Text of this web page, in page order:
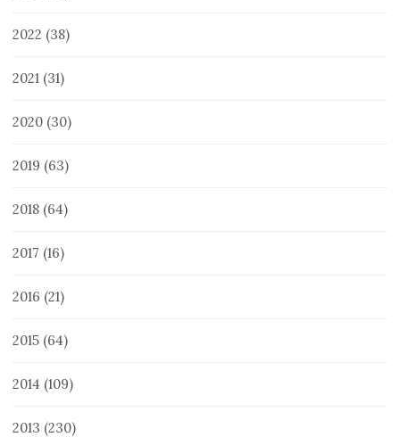
2022 (38)
2021 (31)
2020 (30)
2019 (63)
2018 (64)
2017 (16)
2016 (21)
2015 (64)
2014 (109)
2013 (230)